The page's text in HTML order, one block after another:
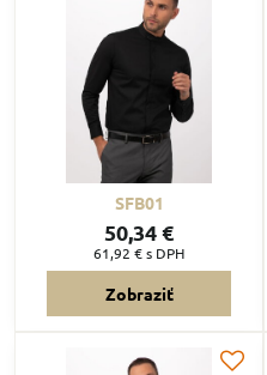
SFB01
50,34 €
61,92 €s DPH
Zobraziť